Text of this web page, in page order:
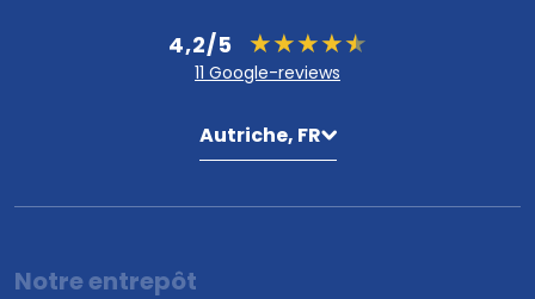
4,2/5
11 Google-reviews
Autriche, FR
Notre entrepôt